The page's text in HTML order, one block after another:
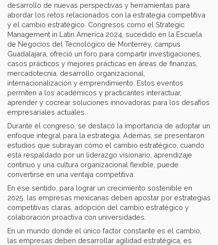
desarrollo de nuevas perspectivas y herramientas para
abordar los retos relacionados con la estrategia competitiva
y el cambio estratégico. Congresos como el Strategic
Management in Latin America 2024, sucedido en la Escuela
de Negocios del Tecnológico de Monterrey, campus
Guadalajara, ofreció un foro para compartir investigaciones,
casos prácticos y mejores prácticas en áreas de finanzas,
mercadotecnia, desarrollo organizacional,
internacionalización y emprendimiento. Estos eventos
permiten a los académicos y practicantes interactuar,
aprender y cocrear soluciones innovadoras para los desafíos
empresariales actuales.
Durante el congreso, se destacó la importancia de adoptar un
enfoque integral para la estrategia. Además, se presentaron
estudios que subrayan cómo el cambio estratégico, cuando
está respaldado por un liderazgo visionario, aprendizaje
continuo y una cultura organizacional flexible, puede
convertirse en una ventaja competitiva.
En ese sentido, para lograr un crecimiento sostenible en
2025, las empresas mexicanas deben apostar por estrategias
competitivas claras, adopción del cambio estratégico y
colaboración proactiva con universidades.
En un mundo donde el único factor constante es el cambio,
las empresas deben desarrollar agilidad estratégica, es